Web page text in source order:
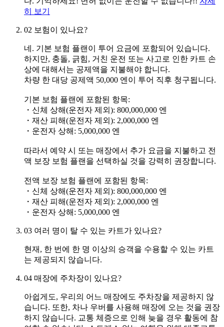
히 보기
02 보험이 있나요?
네. 기본 보험 플랜이 투어 요금에 포함되어 있습니다.
하지만, 충돌, 긁힘, 거친 운전 또는 사고로 인한 카트 손
상에 대해서는 공제액을 지불해야 합니다.
차량 한 대당 공제액 50,000 엔이 투어 직후 청구됩니다.
기본 보험 플랜에 포함된 항목:
・신체 상해(운전자 제외): 800,000,000 엔
・재산 피해(운전자 제외): 2,000,000 엔
・운전자 상해: 5,000,000 엔
따라서 예약 시 또는 매장에서 추가 요금을 지불하고 전
액 보장 보험 플랜을 선택하실 것을 강력히 권장합니다.
전액 보장 보험 플랜에 포함된 항목:
・신체 상해(운전자 제외): 800,000,000 엔
・재산 피해(운전자 제외): 2,000,000 엔
・운전자 상해: 5,000,000 엔
03 여러 명이 탈 수 있는 카트가 있나요?
현재, 한 번에 한 명 이상의 승객을 수용할 수 있는 카트
는 제공되지 않습니다.
04 매장에 주차장이 있나요?
아쉽게도, 우리의 어느 매장에도 주차장을 제공하지 않
습니다. 또한, 차나 우버를 사용해 매장에 오는 것을 권장
하지 않습니다. 교통 체증으로 인해 늦을 경우 활동에 참